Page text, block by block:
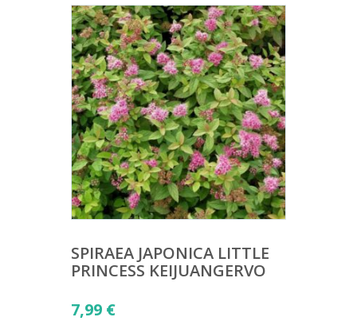
SPIRAEA JAPONICA LITTLE
PRINCESS KEIJUANGERVO
7,99 €